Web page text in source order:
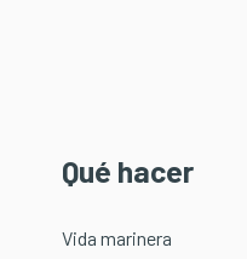
Qué hacer
Vida marinera